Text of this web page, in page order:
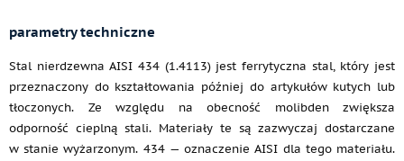
parametry techniczne
Stal nierdzewna AISI 434 (1.4113) jest ferrytyczna stal, który jest
przeznaczony do kształtowania później do artykułów kutych lub
tłoczonych. Ze względu na obecność molibden zwiększa
odporność cieplną stali. Materiały te są zazwyczaj dostarczane
w stanie wyżarzonym. 434 — oznaczenie AISI dla tego materiału.